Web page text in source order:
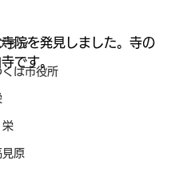
ラン
ば市役所
栄
原
院を発見しました。寺の
です。